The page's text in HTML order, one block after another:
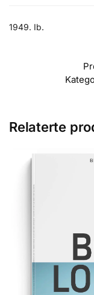
1949. Ib.
Relaterte